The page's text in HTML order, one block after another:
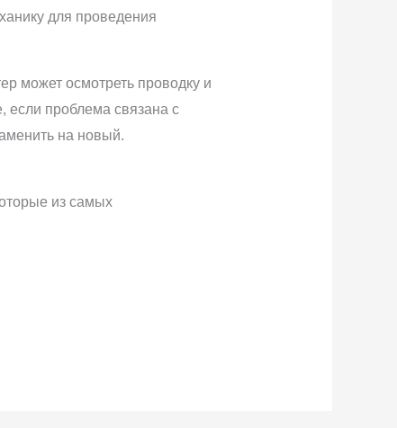
для проведения
может осмотреть проводку и
если проблема связана с
на новый.
из самых